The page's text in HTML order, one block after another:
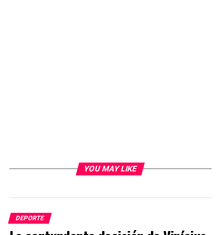
YOU MAY LIKE
DEPORTE